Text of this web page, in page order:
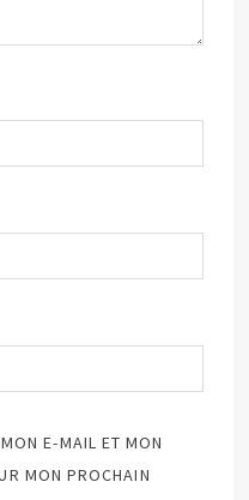
E-MAIL ET MON
MON PROCHAIN